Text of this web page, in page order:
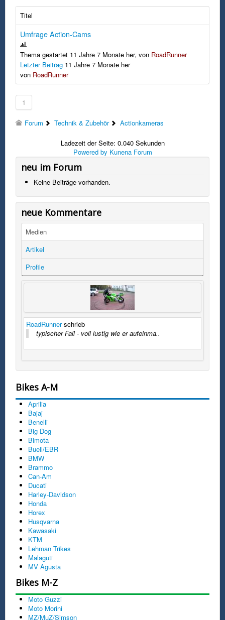
Titel
Umfrage Action-Cams
Thema gestartet 11 Jahre 7 Monate her, von RoadRunner
Letzter Beitrag 11 Jahre 7 Monate her
von RoadRunner
1
Forum Technik & Zubehör Actionkameras
Ladezeit der Seite: 0.040 Sekunden
Powered by Kunena Forum
neu im Forum
Keine Beiträge vorhanden.
neue Kommentare
Medien
Artikel
Profile
RoadRunnerschrieb
typischer Fail - voll lustig wie er aufeinma..
Bikes A-M
Aprilia
Bajaj
Benelli
Big Dog
Bimota
Buell/EBR
BMW
Brammo
Can-Am
Ducati
Harley-Davidson
Honda
Horex
Husqvarna
Kawasaki
KTM
Lehman Trikes
Malaguti
MV Agusta
Bikes M-Z
Moto Guzzi
Moto Morini
MZ/MuZ/Simson